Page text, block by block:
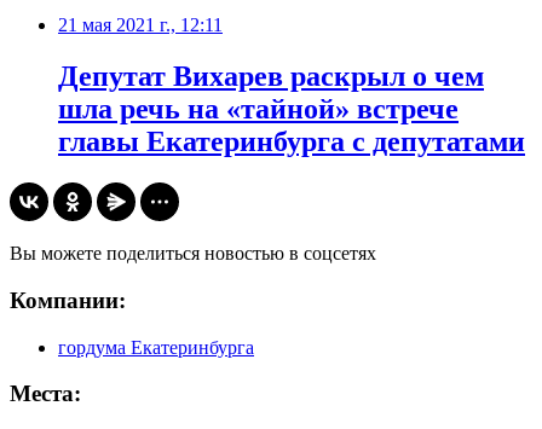
21 мая 2021 г., 12:11
Депутат Вихарев раскрыл о чем
шла речь на «тайной» встрече
главы Екатеринбурга с депутатами
Вы можете поделиться новостью в соцсетях
Компании:
гордума Екатеринбурга
Места: